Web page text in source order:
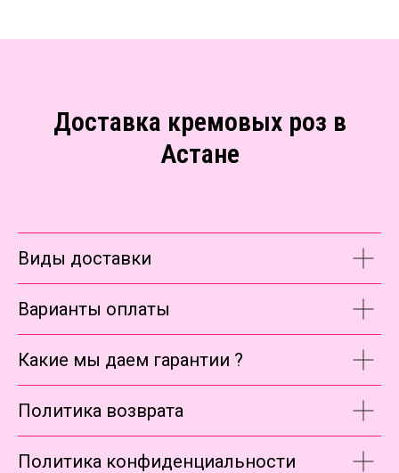
Доставка кремовых роз в
Астане
Виды доставки
Варианты оплаты
Какие мы даем гарантии ?
Политика возврата
Политика конфиденциальности